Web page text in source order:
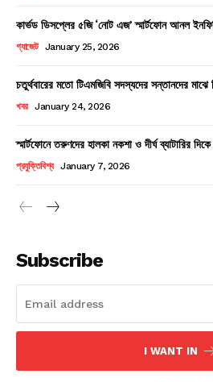
Company
About
Subscription Plans
কার্ভড ডিসপ্লের ৫জি ‘নোট এজ’ স্মার্টফোন আনল
গ্যাজেট January 25, 2026
চতুর্থবারের মতো টিএমজিবি সদস্যদের সন্তানদের
খবর January 24, 2026
স্মার্টফোনে তরুণদের হালকা নকশা ও দীর্ঘ ব্যাটারির
প্রযুক্তিবিশ্ব January 7, 2026
Subscribe
I WANT IN